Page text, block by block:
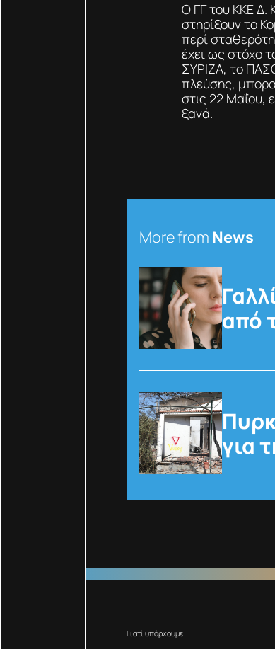
Ο ΓΓ του ΚΚΕ Δ.
στηρίξουν το
περί
έχει ως στόχο
ΣΥΡΙΖΑ, το
πλεύσης,
στις 22 Μαΐου,
ξανά.
More from News
από
για
Γιατί υπάρχουμε